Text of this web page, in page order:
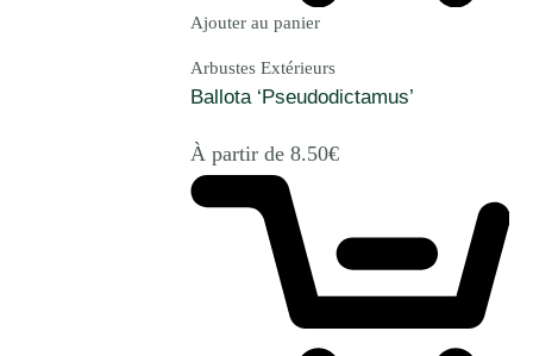
Ajouter au panier
Arbustes Extérieurs
Ballota ‘Pseudodictamus’
À partir de 8.50€